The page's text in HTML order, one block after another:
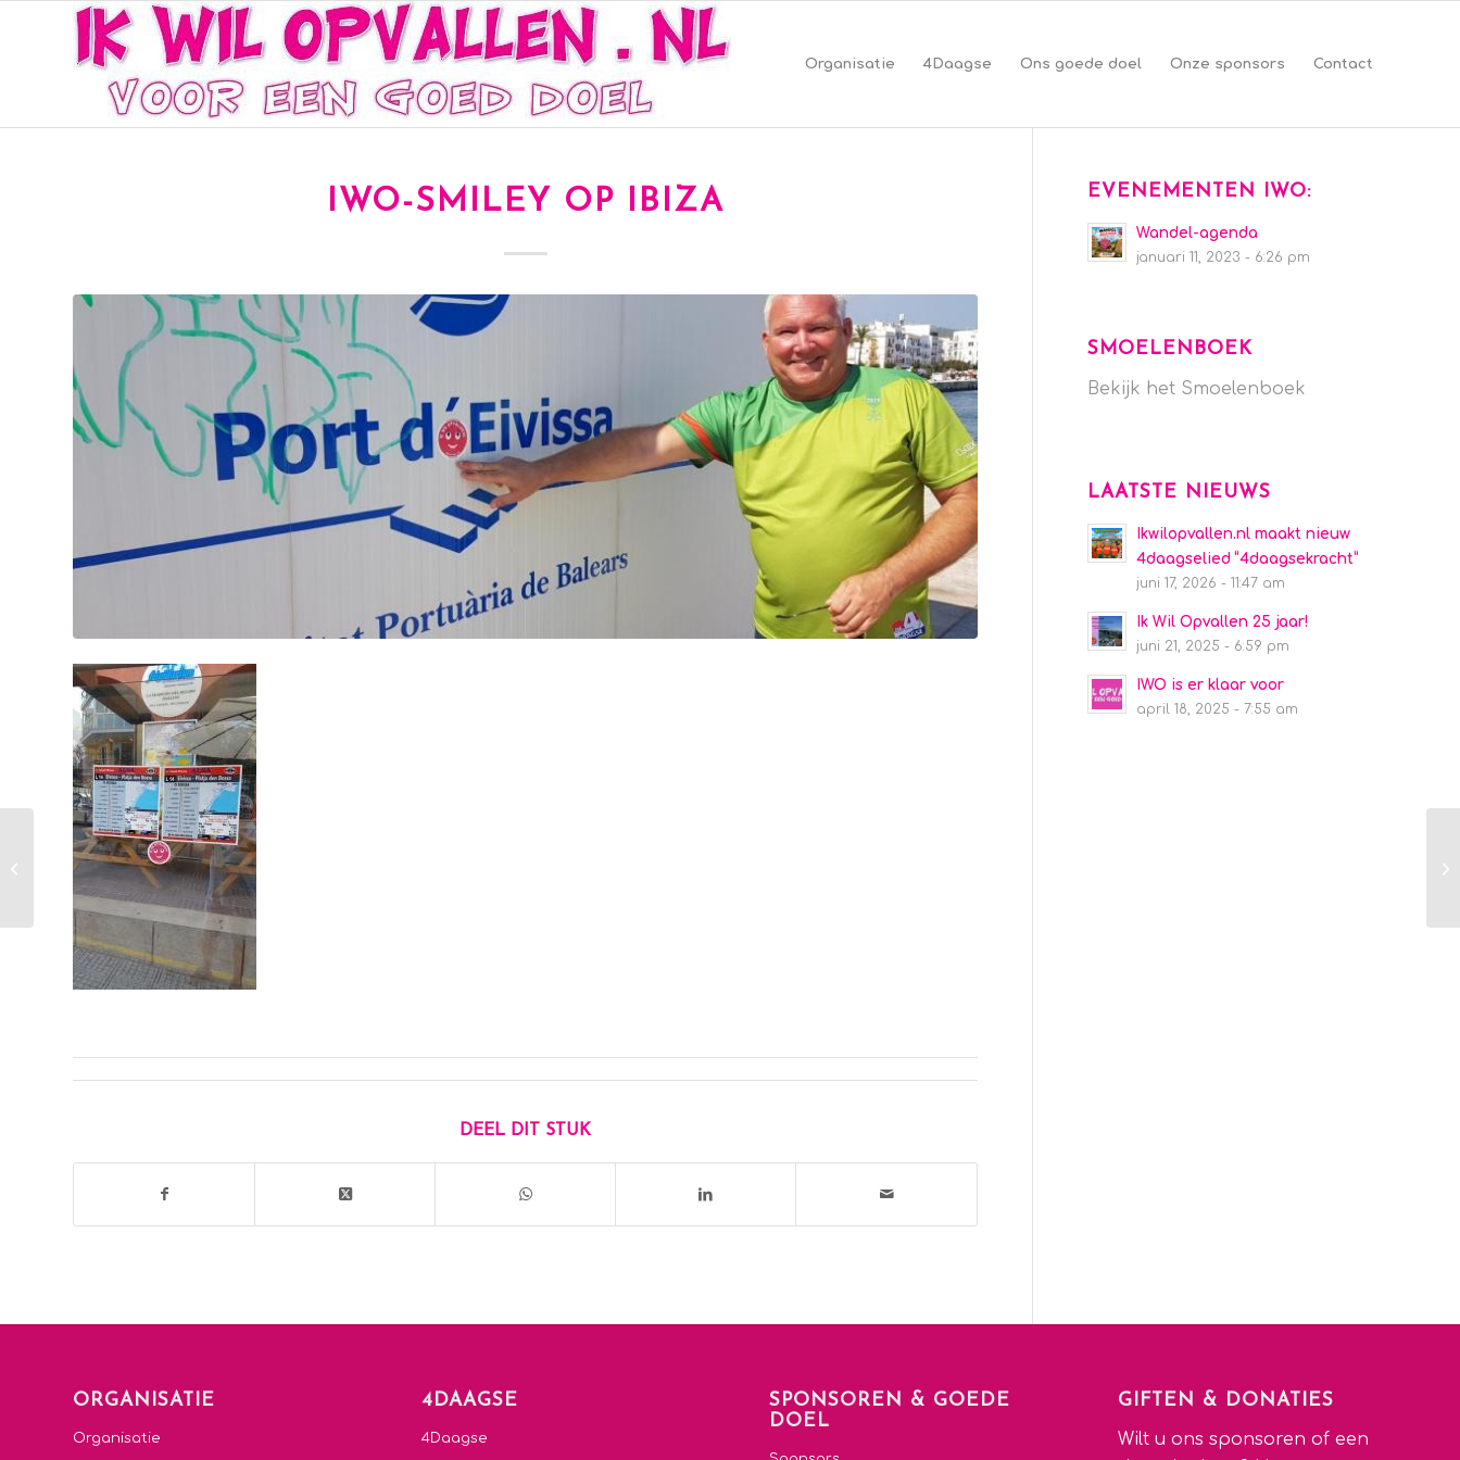
Organisatie 4Daagse Ons goede doel Onze sponsors Contact
IWO-SMILEY OP IBIZA
DEEL DIT STUK
EVENEMENTEN IWO:
Wandel-agenda
januari 11, 2023 - 6:26 pm
SMOELENBOEK
Bekijk het Smoelenboek
LAATSTE NIEUWS
Ikwilopvallen.nl maakt nieuw
4daagselied “4daagsekracht”
juni 17, 2026 - 11:47 am
Ik Wil Opvallen 25 jaar!
juni 21, 2025 - 6:59 pm
IWO is er klaar voor
april 18, 2025 - 7:55 am
ORGANISATIE
Organisatie
4DAAGSE
4Daagse
SPONSOREN & GOEDE
DOEL
GIFTEN & DONATIES
Wilt u ons sponsoren of een
IWO op Ibiza